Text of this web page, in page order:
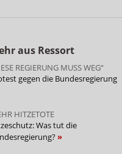
aus Ressort
REGIERUNG MUSS WEG“
gegen die Bundesregierung
HITZETOTE
Was tut die